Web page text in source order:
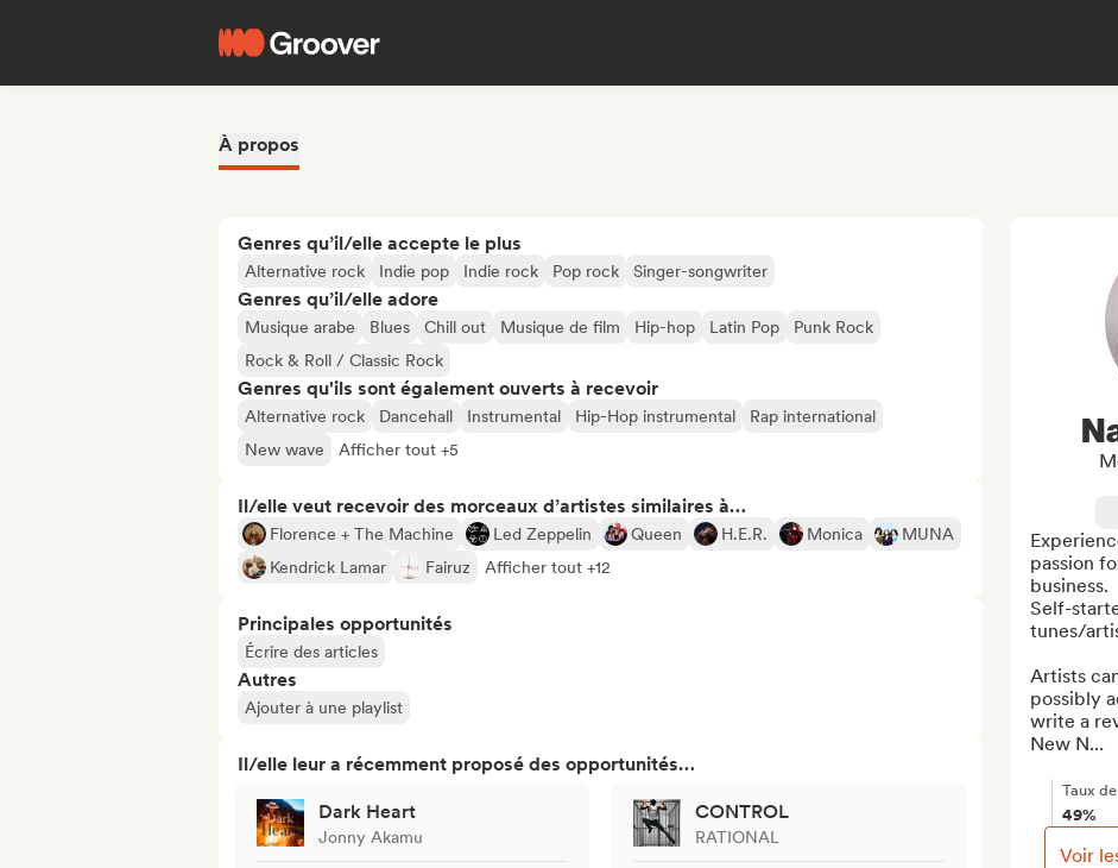
À propos
Genres qu’il/elle accepte le plus
Alternative rock Indie pop Indie rock Pop rock Singer-songwriter
Genres qu’il/elle adore
Musique arabe Blues Chill out Musique de film Hip-hop Latin Pop
Punk Rock
Rock & Roll / Classic Rock
Genres qu'ils sont également ouverts à recevoir
Alternative rock Dancehall Instrumental Hip-Hop instrumental
Rap international
New wave
Afficher tout +5
Il/elle veut recevoir des morceaux d’artistes similaires à…
Florence + The Machine Led Zeppelin Queen H.E.R. Monica
MUNA
Kendrick Lamar
Fairuz Afficher tout +12
Principales opportunités
Écrire des articles
Autres
Ajouter à une playlist
Il/elle leur a récemment proposé des opportunités…
Dark Heart
Jonny Akamu
CONTROL
RATIONAL
passion
business.
Self-
tunes/
Artists
possibly
write a
New N...
Taux
49%
Voir